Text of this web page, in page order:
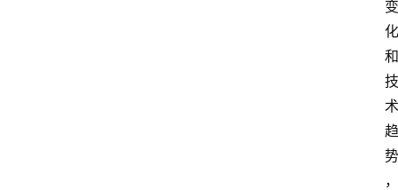
变
化
和
技
术
趋
势
，